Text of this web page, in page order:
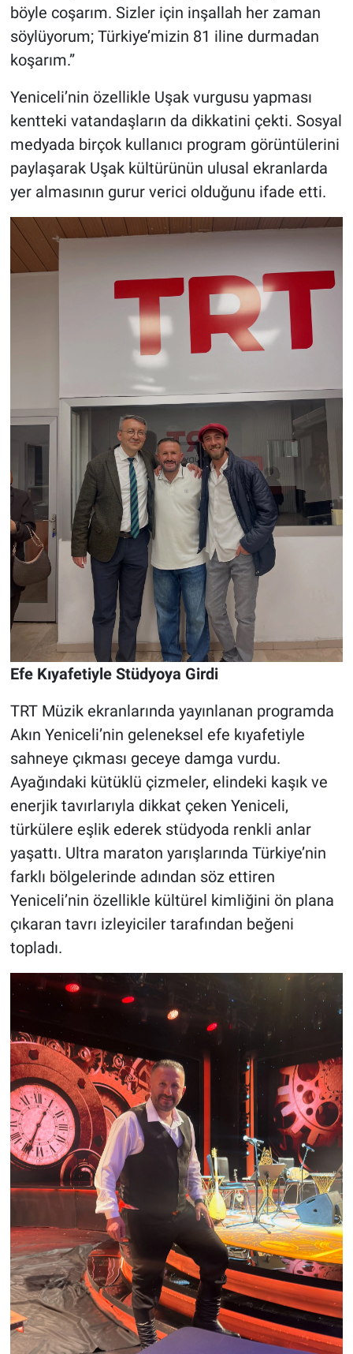
böyle coşarım. Sizler için inşallah her zaman
söylüyorum; Türkiye’mizin 81 iline durmadan
koşarım.”
Yeniceli’nin özellikle Uşak vurgusu yapması
kentteki vatandaşların da dikkatini çekti. Sosyal
medyada birçok kullanıcı program görüntülerini
paylaşarak Uşak kültürünün ulusal ekranlarda
yer almasının gurur verici olduğunu ifade etti.
Efe Kıyafetiyle Stüdyoya Girdi
TRT Müzik ekranlarında yayınlanan programda
Akın Yeniceli’nin geleneksel efe kıyafetiyle
sahneye çıkması geceye damga vurdu.
Ayağındaki kütüklü çizmeler, elindeki kaşık ve
enerjik tavırlarıyla dikkat çeken Yeniceli,
türkülere eşlik ederek stüdyoda renkli anlar
yaşattı. Ultra maraton yarışlarında Türkiye’nin
farklı bölgelerinde adından söz ettiren
Yeniceli’nin özellikle kültürel kimliğini ön plana
çıkaran tavrı izleyiciler tarafından beğeni
topladı.